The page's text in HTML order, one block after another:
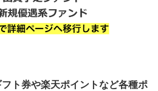
ト券や楽天ポイントなど各種ポ